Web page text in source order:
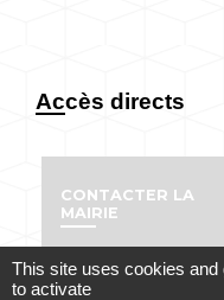
Accès directs
CONTACTER LA
MAIRIE
email
This site uses cookies
to activate